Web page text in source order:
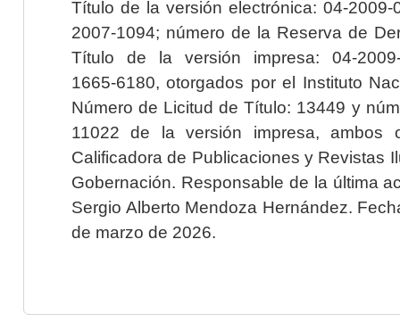
Título de la versión electrónica: 04-2009-
2007-1094; número de la Reserva de
Título de la versión impresa: 04-2009-
1665-6180, otorgados por el Instituto
Número de Licitud de Título: 13449 y
11022 de la versión impresa, ambos
Calificadora de Publicaciones y Revistas
Gobernación. Responsable de la última
Sergio Alberto Mendoza Hernández.
de marzo de 2026.